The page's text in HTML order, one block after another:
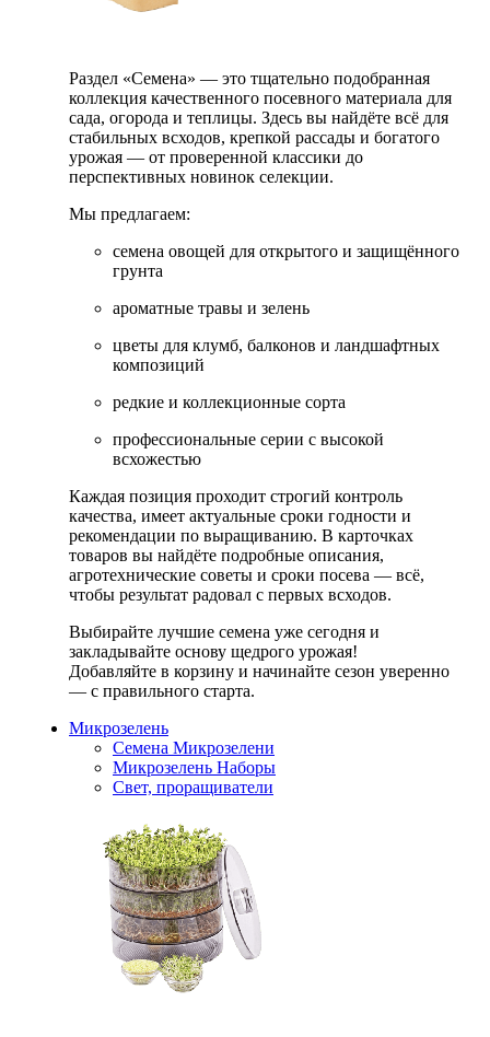
Раздел «Семена» — это тщательно подобранная
коллекция качественного посевного материала для
сада, огорода и теплицы. Здесь вы найдёте всё для
стабильных всходов, крепкой рассады и богатого
урожая — от проверенной классики до
перспективных новинок селекции.
Мы предлагаем:
семена овощей для открытого и защищённого
грунта
ароматные травы и зелень
цветы для клумб, балконов и ландшафтных
композиций
редкие и коллекционные сорта
профессиональные серии с высокой
всхожестью
Каждая позиция проходит строгий контроль
качества, имеет актуальные сроки годности и
рекомендации по выращиванию. В карточках
товаров вы найдёте подробные описания,
агротехнические советы и сроки посева — всё,
чтобы результат радовал с первых всходов.
Выбирайте лучшие семена уже сегодня и
закладывайте основу щедрого урожая!
Добавляйте в корзину и начинайте сезон уверенно
— с правильного старта.
Микрозелень
Семена Микрозелени
Микрозелень Наборы
Свет, проращиватели